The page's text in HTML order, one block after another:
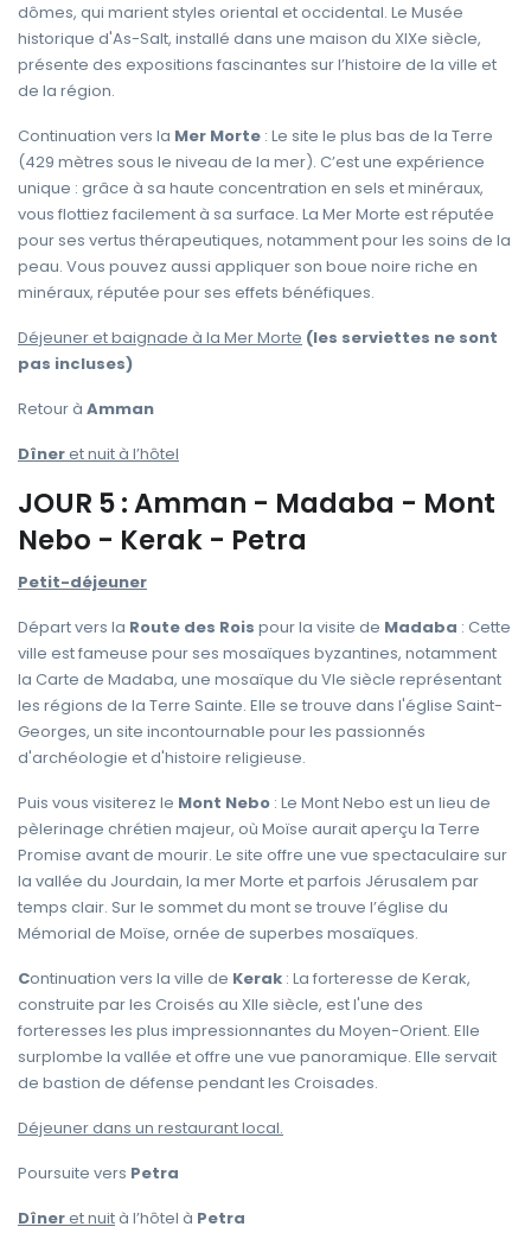
dômes, qui marient styles oriental et occidental. Le Musée
historique d'As-Salt, installé dans une maison du XIXe siècle,
présente des expositions fascinantes sur l’histoire de la ville et
de la région.
Continuation vers la Mer Morte : Le site le plus bas de la Terre
(429 mètres sous le niveau de la mer). C’est une expérience
unique : grâce à sa haute concentration en sels et minéraux,
vous flottiez facilement à sa surface. La Mer Morte est réputée
pour ses vertus thérapeutiques, notamment pour les soins de la
peau. Vous pouvez aussi appliquer son boue noire riche en
minéraux, réputée pour ses effets bénéfiques.
Déjeuner et baignade à la Mer Morte (les serviettes ne sont
pas incluses)
Retour à Amman
Dîneret nuit à l’hôtel
JOUR 5 : Amman - Madaba - Mont
Nebo - Kerak - Petra
Petit-déjeuner
Départ vers la Route des Rois pour la visite de Madaba : Cette
ville est fameuse pour ses mosaïques byzantines, notamment
la Carte de Madaba, une mosaïque du VIe siècle représentant
les régions de la Terre Sainte. Elle se trouve dans l'église Saint-
Georges, un site incontournable pour les passionnés
d'archéologie et d'histoire religieuse.
Puis vous visiterez le Mont Nebo : Le Mont Nebo est un lieu de
pèlerinage chrétien majeur, où Moïse aurait aperçu la Terre
Promise avant de mourir. Le site offre une vue spectaculaire sur
la vallée du Jourdain, la mer Morte et parfois Jérusalem par
temps clair. Sur le sommet du mont se trouve l’église du
Mémorial de Moïse, ornée de superbes mosaïques.
Continuation vers la ville de Kerak : La forteresse de Kerak,
construite par les Croisés au XIIe siècle, est l'une des
forteresses les plus impressionnantes du Moyen-Orient. Elle
surplombe la vallée et offre une vue panoramique. Elle servait
de bastion de défense pendant les Croisades.
Déjeuner dans un restaurant local.
Poursuite vers Petra
Dîneret nuità l’hôtel à Petra